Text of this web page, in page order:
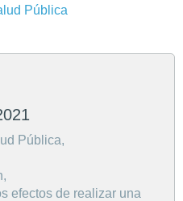
Pública
Pública,
efectos de realizar una